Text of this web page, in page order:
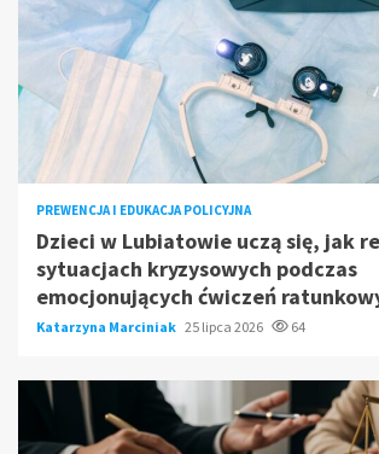
PREWENCJA I EDUKACJA POLICYJNA
Dzieci w Lubiatowie uczą się, jak
sytuacjach kryzysowych podczas
emocjonujących ćwiczeń
Katarzyna Marciniak 25 lipca 2026 64